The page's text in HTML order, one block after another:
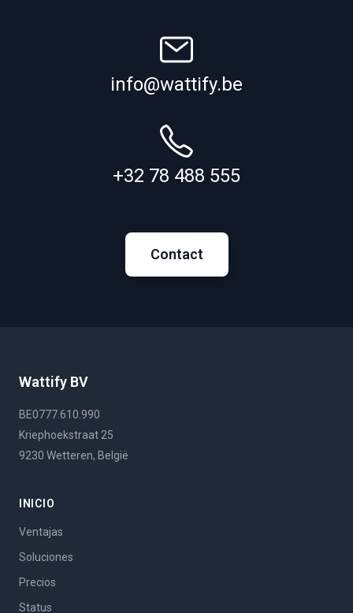
info@wattify.be
+32 78 488 555
Contact
Wattify BV
BE0777.610.990
Kriephoekstraat 25
9230 Wetteren, België
INICIO
Ventajas
Soluciones
Precios
Status